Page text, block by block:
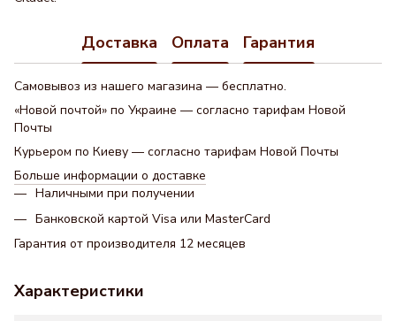
Доставка Оплата Гарантия
Самовывоз из нашего магазина — бесплатно.
«Новой почтой» по Украине — согласно тарифам Новой
Почты
Курьером по Киеву — согласно тарифам Новой Почты
Больше информации о доставке
Наличными при получении
Банковской картой Visa или MasterCard
Гарантия от производителя 12 месяцев
Характеристики